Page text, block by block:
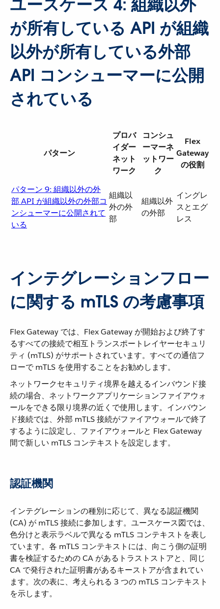
ユースケース 4: 組織以外
が所有している API が組織
以外が所有している外部
API コンシューマーに公開
されている
パターン
プロバ
イダー
ネット
ワーク
コンシュ
ーマーネ
ットワー
ク
Flex
Gateway
の役割
パターン 9: 組織以外の外
部 API が組織以外の外部コ
ンシューマーに公開されて
いる
組織以
外の外
部
組織以外
の外部
イングレ
スとエグ
レス
インテグレーションフロー
に関する mTLS の考慮事項
Flex Gateway では、Flex Gateway が開始および終了す
るすべての接続で相互トランスポートレイヤーセキュリ
ティ (mTLS) がサポートされています。すべての通信フ
ローで mTLS を使用することをお勧めします。
ネットワークセキュリティ境界を越えるインバウンド接
続の場合、ネットワークアプリケーションファイアウォ
ールをできる限り境界の近くで使用します。インバウン
ド接続では、外部 mTLS 接続がファイアウォールで終了
するように設定し、ファイアウォールと Flex Gateway
間で新しい mTLS コンテキストを設定します。
認証機関
インテグレーションの種別に応じて、異なる認証機関
(CA) が mTLS 接続に参加します。ユースケース図では、
色分けと表示ラベルで異なる mTLS コンテキストを表し
ています。各 mTLS コンテキストには、向こう側の証明
書を検証するための CA があるトラストストアと、同じ
CA で発行された証明書があるキーストアが含まれてい
ます。次の表に、考えられる 3 つの mTLS コンテキスト
を示します。